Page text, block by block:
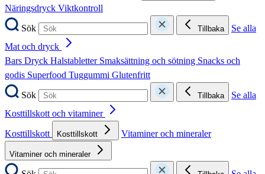
Näringsdryck Viktkontroll
Sök
Tillbaka
Se alla
Mat och dryck
Bars Dryck Halstabletter Smaksättning och sötning Snacks och
godis Superfood Tuggummi Glutenfritt
Sök
Tillbaka
Se alla
Kosttillskott och vitaminer
Kosttillskott
Kosttillskott Vitaminer och mineraler
Vitaminer och mineraler